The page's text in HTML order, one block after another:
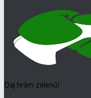
Daj hrám zelenú!